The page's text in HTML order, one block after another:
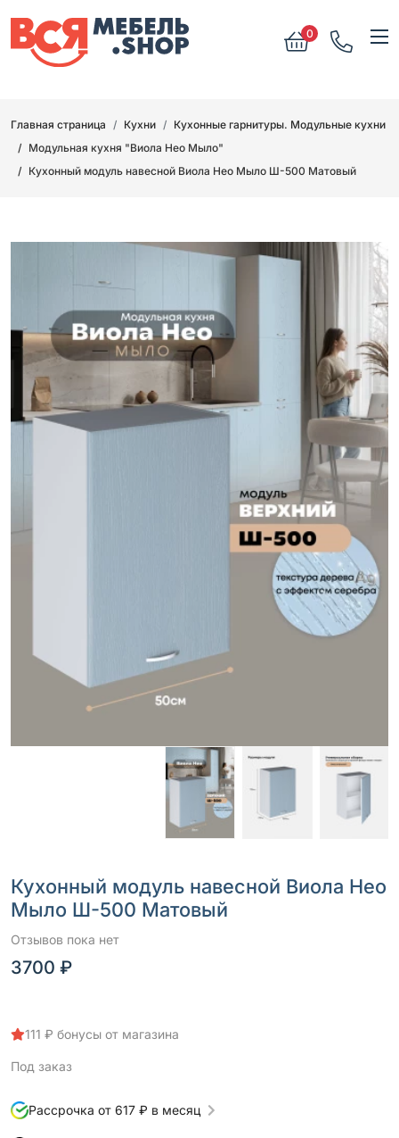
0
Главная страница Кухни
Кухонные гарнитуры. Модульные кухни
Модульная кухня "Виола Нео Мыло"
Кухонный модуль навесной Виола Нео Мыло Ш-500 Матовый
Кухонный модуль навесной Виола Нео
Мыло Ш-500 Матовый
Отзывов пока нет
3700 ₽
111 ₽ бонусы от магазина
Под заказ
Рассрочка от 617 ₽ в месяц